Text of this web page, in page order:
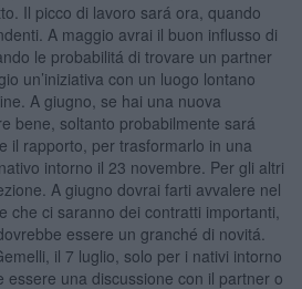
Il picco di lavoro sará ora, quando
A maggio avrai il buon influsso di
le probabilitá di trovare un partner
un’iniziativa con un luogo lontano
A giugno, se hai una nuova
bene, soltanto probabilmente sará
il rapporto, per trasformarlo in una
intorno il 23 novembre. Per gli altri
A giugno dovrai farti avvalere nel
che ci saranno dei contratti importanti,
essere un granché di novitá.
il 7 luglio, solo per i nativi intorno
essere una discussione con il partner o